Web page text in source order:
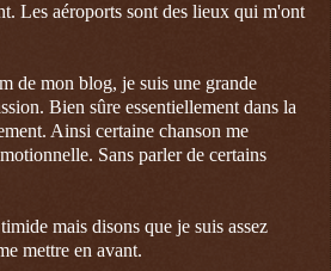
Les aéroports sont des lieux qui m'ont
de mon blog, je suis une grande
Bien sûre essentiellement dans la
Ainsi certaine chanson me
Sans parler de certains
mais disons que je suis assez
mettre en avant.